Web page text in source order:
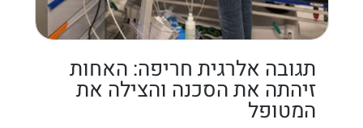
תגובה אלרגית חריפה: האחות
זיהתה את הסכנה והצילה את
המטופל